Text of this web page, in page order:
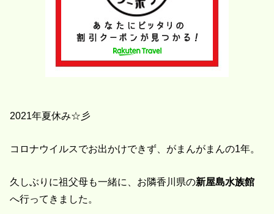
2021年夏休み☆彡
コロナウイルスでお出かけできず、がまんがまんの1年。
久しぶりに祖父母も一緒に、お隣香川県の新屋島水族館
へ行ってきました。